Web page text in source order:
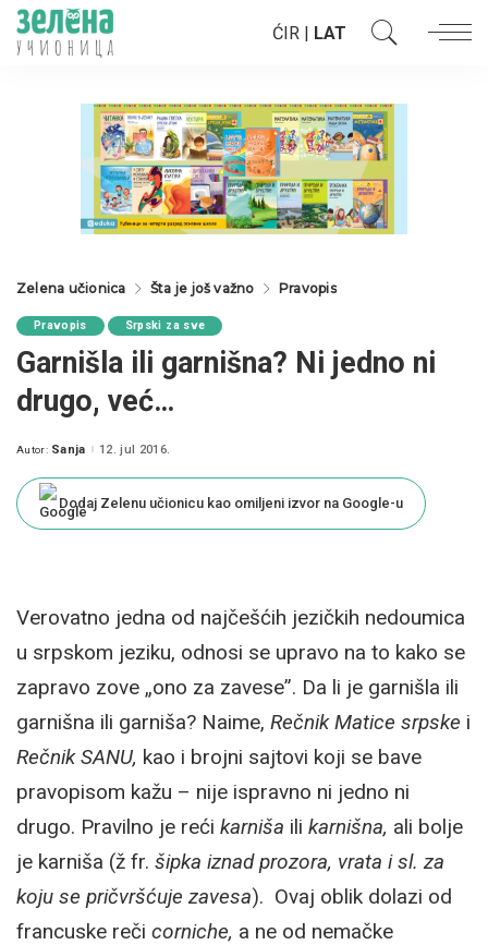
ĆIR | LAT
Zelena učionica Šta je još važno Pravopis
Pravopis Srpski za sve
Garnišla ili garnišna? Ni jedno ni
drugo, već…
Posted
Autor: Sanja 12. jul 2016.
Dodaj Zelenu učionicu kao omiljeni izvor na Google-u
Verovatno jedna od najčešćih jezičkih nedoumica
u srpskom jeziku, odnosi se upravo na to kako se
zapravo zove „ono za zavese”. Da li je garnišla ili
garnišna ili garniša? Naime, Rečnik Matice srpske i
Rečnik SANU, kao i brojni sajtovi koji se bave
pravopisom kažu – nije ispravno ni jedno ni
drugo. Pravilno je reći karniša ili karnišna, ali bolje
je karniša (ž fr. šipka iznad prozora, vrata i sl. za
koju se pričvršćuje zavesa). Ovaj oblik dolazi od
francuske reči corniche, a ne od nemačke